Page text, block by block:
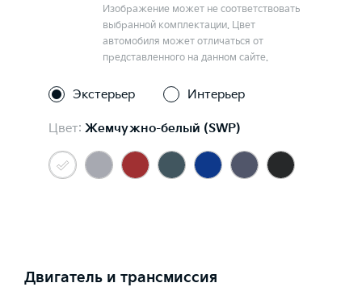
Изображение может не соответствовать
выбранной комплектации. Цвет
автомобиля может отличаться от
представленного на данном сайте.
Экстерьер Интерьер
Цвет: Жемчужно-белый (SWP)
Двигатель и трансмиссия